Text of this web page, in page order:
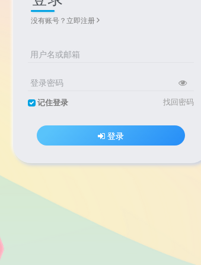
没有账号？立即注册
用户名或邮箱
登录密码
记住登录 找回密码
登录